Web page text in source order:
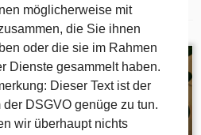
möglicherweise mit
die Sie ihnen
oder die sie im Rahmen
Dienste gesammelt haben.
Dieser Text ist der
der DSGVO genüge zu tun.
wir überhaupt nichts